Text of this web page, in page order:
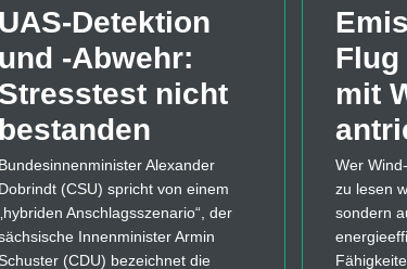
UAS-Detektion
und -Abwehr:
Stresstest nicht
bestanden
Bundesinnenminister Alexander
Dobrindt (CSU) spricht von einem
Anschlagsszenario“, der
Innenminister Armin
Schuster (CDU) bezeichnet die
Flug
mit
Wer
zu lesen
sondern